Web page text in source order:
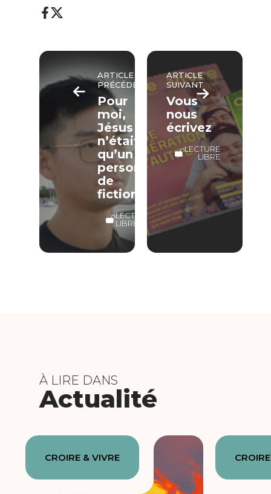
ARTICLE
PRÉCÉDENT
Pour
moi,
Jésus
n’était
qu’un
personnage
de
fiction
LECTURE
LIBRE
ARTICLE
SUIVANT
Vous
nous
écrivez
LECTURE
LIBRE
À LIRE DANS
Actualité
CROIRE & VIVRE